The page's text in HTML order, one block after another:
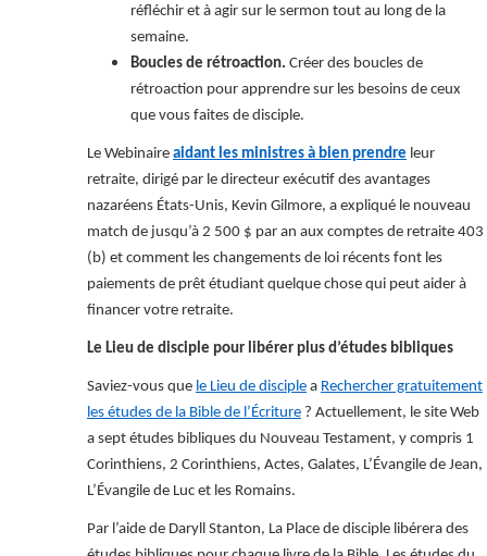
réfléchir et à agir sur le sermon tout au long de la
semaine.
Boucles de rétroaction. Créer des boucles de
rétroaction pour apprendre sur les besoins de ceux
que vous faites de disciple.
Le Webinaire aidant les ministres à bien prendre leur
retraite, dirigé par le directeur exécutif des avantages
nazaréens États-Unis, Kevin Gilmore, a expliqué le nouveau
match de jusqu’à 2 500 $ par an aux comptes de retraite 403
(b) et comment les changements de loi récents font les
paiements de prêt étudiant quelque chose qui peut aider à
financer votre retraite.
Le Lieu de disciple pour libérer plus d’études bibliques
Saviez-vous que le Lieu de disciple a Rechercher gratuitement
les études de la Bible de l’Écriture ? Actuellement, le site Web
a sept études bibliques du Nouveau Testament, y compris 1
Corinthiens, 2 Corinthiens, Actes, Galates, L’Évangile de Jean,
L’Évangile de Luc et les Romains.
Par l’aide de Daryll Stanton, La Place de disciple libérera des